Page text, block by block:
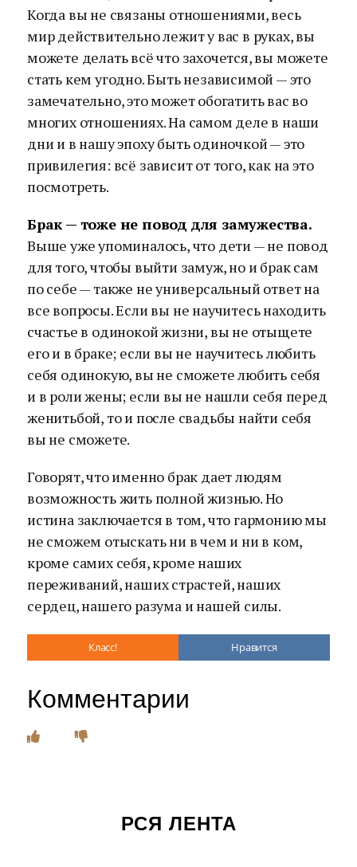
Когда вы не связаны отношениями, весь
мир действительно лежит у вас в руках, вы
можете делать всё что захочется, вы можете
стать кем угодно. Быть независимой — это
замечательно, это может обогатить вас во
многих отношениях. На самом деле в наши
дни и в нашу эпоху быть одиночкой — это
привилегия: всё зависит от того, как на это
посмотреть.
Брак — тоже не повод для замужества.
Выше уже упоминалось, что дети — не повод
для того, чтобы выйти замуж, но и брак сам
по себе — также не универсальный ответ на
все вопросы. Если вы не научитесь находить
счастье в одинокой жизни, вы не отыщете
его и в браке; если вы не научитесь любить
себя одинокую, вы не сможете любить себя
и в роли жены; если вы не нашли себя перед
женитьбой, то и после свадьбы найти себя
вы не сможете.
Говорят, что именно брак дает людям
возможность жить полной жизнью. Но
истина заключается в том, что гармонию мы
не сможем отыскать ни в чем и ни в ком,
кроме самих себя, кроме наших
переживаний, наших страстей, наших
сердец, нашего разума и нашей силы.
Класс! Нравится
Комментарии
РСЯ ЛЕНТА